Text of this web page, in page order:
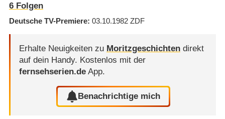
6Folgen
Deutsche TV-Premiere 03.10.1982 ZDF
Erhalte Neuigkeiten zu Moritzgeschichtendirekt
auf dein Handy. Kostenlos mit der
fernsehserien.deApp.
Benachrichtige mich